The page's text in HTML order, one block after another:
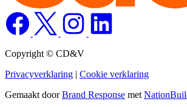
Copyright © CD&V
Privacyverklaring | Cookie verklaring
Gemaakt doorBrand Response met